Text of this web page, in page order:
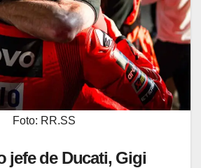
Foto: RR.SS
jefe de Ducati, Gigi